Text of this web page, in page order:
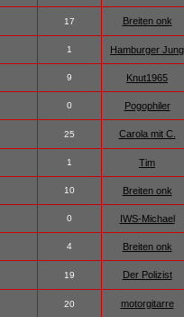
17 Breiten onk
1 Hamburger Jung
9 Knut1965
0 Pogophiler
25 Carola mit C.
1 Tim
10 Breiten onk
0 IWS-Michael
4 Breiten onk
19 Der Polizist
20 motorgitarre